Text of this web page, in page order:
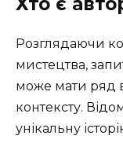
Розглядаючи
мистецтва,
може мати ряд
контексту.
унікальну